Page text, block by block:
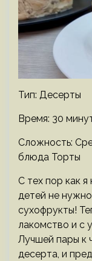
Тип: Десерты
Время: 30
Сложность:
блюда Торты
С тех пор как я
детей не нужно
сухофрукты!
лакомство и с
Лучшей пары к
десерта, и